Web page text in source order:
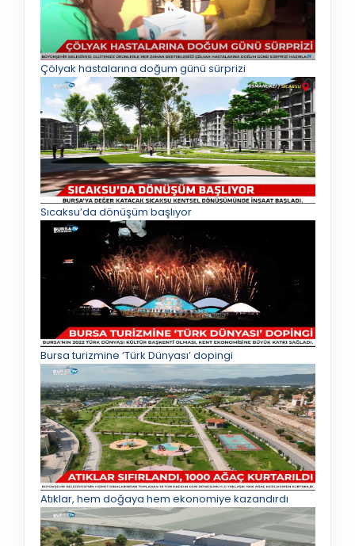
Çölyak hastalarına doğum günü sürprizi
Sıcaksu’da dönüşüm başlıyor
Bursa turizmine ‘Türk Dünyası’ dopingi
Atıklar, hem doğaya hem ekonomiye kazandırdı